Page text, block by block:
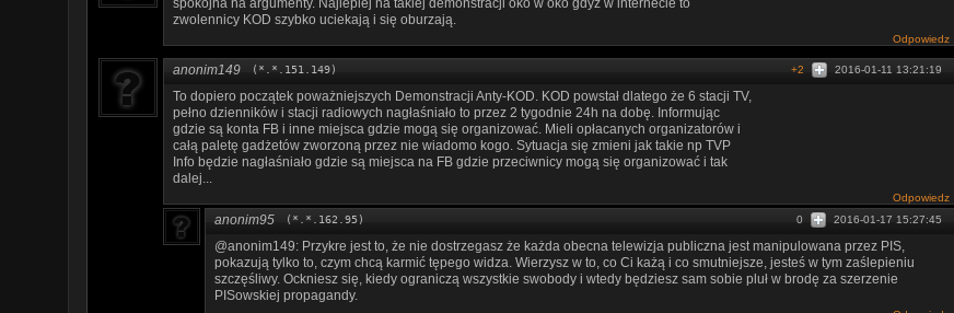
spokojna na argumenty. Najlepiej na takiej demonstracji oko w oko gdyż w internecie to
zwolennicy KOD szybko uciekają i się oburzają.
Odpowiedz
anonim149 (*.*.151.149) 2016-01-11 13:21:19
+2
To dopiero początek poważniejszych Demonstracji Anty-KOD. KOD powstał dlatego że 6 stacji TV,
pełno dzienników i stacji radiowych nagłaśniało to przez 2 tygodnie 24h na dobę. Informując
gdzie są konta FB i inne miejsca gdzie mogą się organizować. Mieli opłacanych organizatorów i
całą paletę gadżetów zworzoną przez nie wiadomo kogo. Sytuacja się zmieni jak takie np TVP
Info będzie nagłaśniało gdzie są miejsca na FB gdzie przeciwnicy mogą się organizować i tak
dalej...
Odpowiedz
anonim95 (*.*.162.95) 2016-01-17 15:27:45
0
@anonim149: Przykre jest to, że nie dostrzegasz że każda obecna telewizja publiczna jest manipulowana przez PIS,
pokazują tylko to, czym chcą karmić tępego widza. Wierzysz w to, co Ci każą i co smutniejsze, jesteś w tym zaślepieniu
szczęśliwy. Ockniesz się, kiedy ograniczą wszystkie swobody i wtedy będziesz sam sobie pluł w brodę za szerzenie
PISowskiej propagandy.